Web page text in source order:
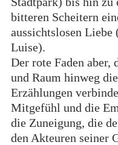
bitteren Scheitern
aussichtslosen Liebe
Luise).
Der rote Faden aber,
und Raum hinweg die
Erzählungen
Mitgefühl und die
die Zuneigung, die
den Akteuren seiner